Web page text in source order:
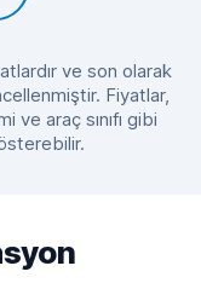
ve son olarak
Fiyatlar,
ve araç sınıfı gibi